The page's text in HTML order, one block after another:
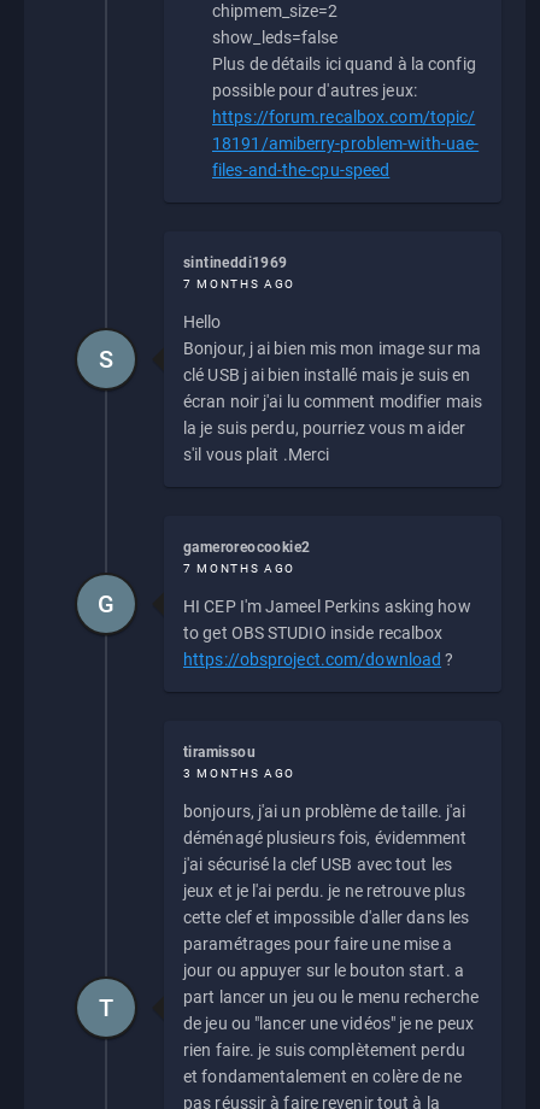
chipmem_size=2
show_leds=false
Plus de détails ici quand à la config
possible pour d'autres jeux:
https://forum.recalbox.com/topic/
18191/amiberry-problem-with-uae-
files-and-the-cpu-speed
sintineddi1969
7 MONTHS AGO
Hello
Bonjour, j ai bien mis mon image sur ma
clé USB j ai bien installé mais je suis en
écran noir j'ai lu comment modifier mais
la je suis perdu, pourriez vous m aider
s'il vous plait .Merci
S
gameroreocookie2
7 MONTHS AGO
HI CEP I'm Jameel Perkins asking how
to get OBS STUDIO inside recalbox
https://obsproject.com/download ?
G
tiramissou
3 MONTHS AGO
bonjours, j'ai un problème de taille. j'ai
déménagé plusieurs fois, évidemment
j'ai sécurisé la clef USB avec tout les
jeux et je l'ai perdu. je ne retrouve plus
cette clef et impossible d'aller dans les
paramétrages pour faire une mise a
jour ou appuyer sur le bouton start. a
part lancer un jeu ou le menu recherche
de jeu ou "lancer une vidéos" je ne peux
rien faire. je suis complètement perdu
et fondamentalement en colère de ne
pas réussir à faire revenir tout à la
T